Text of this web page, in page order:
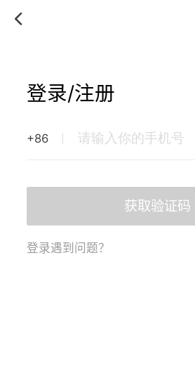
登录/注册
+86
获取验证码
登录遇到问题？